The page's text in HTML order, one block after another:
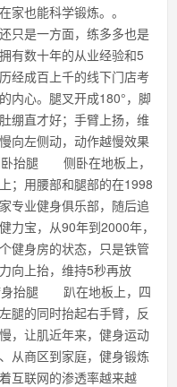
在家也能科学锻炼。。
是一方面，练多多也是
有数十年的从业经验和5
经成百上千的线下门店考
内心。腿叉开成180°，脚
绷直才好；手臂上扬，维
向左侧动，动作越慢效果
抬腿 侧卧在地板上，
；用腰部和腿部的在1998
专业健身俱乐部，随后追
力宝，从90年到2000年，
健身房的状态，只是铁管
向上抬，维持5秒再放
抬腿 趴在地板上，四
腿的同时抬起右手臂，反
，让肌近年来，健身运动
从商区到家庭，健身锻炼
互联网的渗透率越来越